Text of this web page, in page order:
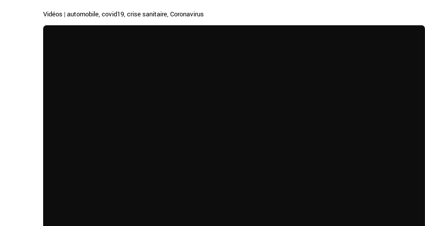
Vidéos | automobile, covid19, crise sanitaire, Coronavirus